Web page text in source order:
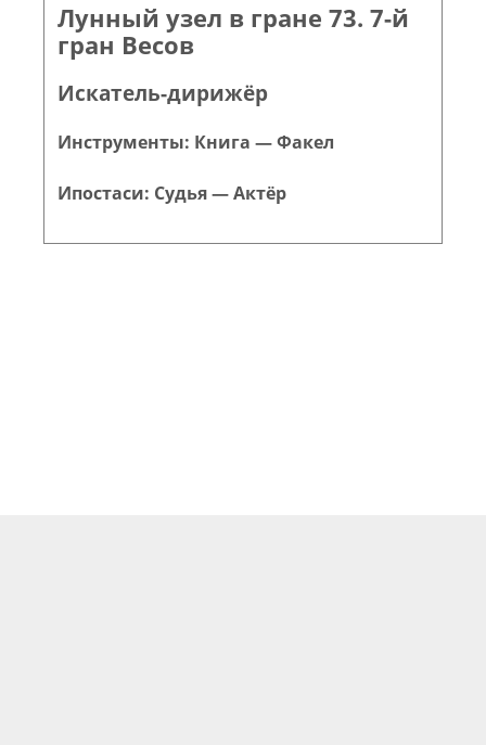
Лунный узел в гране 73. 7-й
гран Весов
Искатель-дирижёр
Инструменты: Книга — Факел
Ипостаси: Судья — Актёр